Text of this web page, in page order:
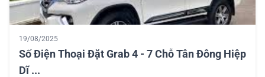
19/08/2025
Số Điện Thoại Đặt Grab 4 - 7 Chỗ Tân Đông Hiệp
Dĩ ...